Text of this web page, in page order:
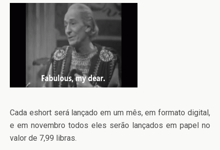
Cada eshort será lançado em um mês, em formato digital,
e em novembro todos eles serão lançados em papel no
valor de 7,99 libras.